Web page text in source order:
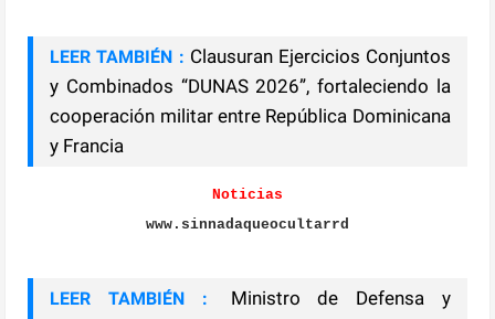
LEER TAMBIÉN : Clausuran Ejercicios Conjuntos
y Combinados “DUNAS 2026”, fortaleciendo la
cooperación militar entre República Dominicana
y Francia
Noticias
www.sinnadaqueocultarrd
LEER TAMBIÉN :
Ministro de Defensa y